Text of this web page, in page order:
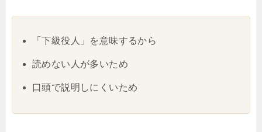
「下級役人」を意味するから
読めない人が多いため
口頭で説明しにくいため